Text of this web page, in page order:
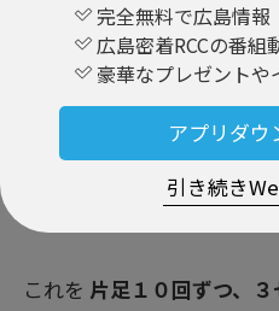
完全無料で広島情報
広島密着RCCの番組
豪華なプレゼントや
アプリダウ
引き続き
これを 片足１０回ずつ、３